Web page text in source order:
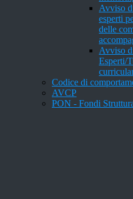
Avviso
esperti
delle
Avviso
Esperti/
Codice di
AVCP
PON - Fondi